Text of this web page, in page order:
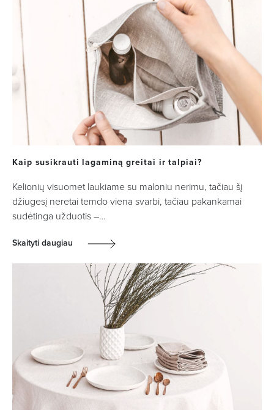
Kaip susikrauti lagaminą greitai ir talpiai?
Kelionių visuomet laukiame su maloniu nerimu, tačiau šį
džiugesį neretai temdo viena svarbi, tačiau pakankamai
sudėtinga užduotis –…
Skaityti daugiau